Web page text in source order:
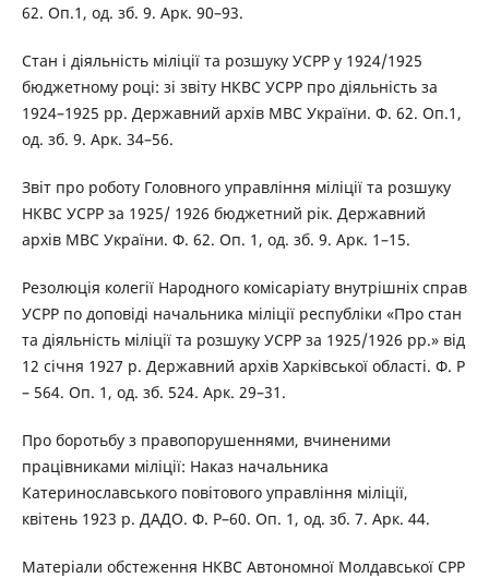
62. Оп.1, од. зб. 9. Арк. 90–93.
Стан і діяльність міліції та розшуку УСРР у 1924/1925
бюджетному році: зі звіту НКВС УСРР про діяльність за
1924–1925 рр. Державний архів МВС України. Ф. 62. Оп.1,
од. зб. 9. Арк. 34–56.
Звіт про роботу Головного управління міліції та розшуку
НКВС УСРР за 1925/ 1926 бюджетний рік. Державний
архів МВС України. Ф. 62. Оп. 1, од. зб. 9. Арк. 1–15.
Резолюція колегії Народного комісаріату внутрішніх справ
УСРР по доповіді начальника міліції республіки «Про стан
та діяльність міліції та розшуку УСРР за 1925/1926 рр.» від
12 січня 1927 р. Державний архів Харківської області. Ф. Р
– 564. Оп. 1, од. зб. 524. Арк. 29–31.
Про боротьбу з правопорушеннями, вчиненими
працівниками міліції: Наказ начальника
Катеринославського повітового управління міліції,
квітень 1923 р. ДАДО. Ф. Р–60. Оп. 1, од. зб. 7. Арк. 44.
Матеріали обстеження НКВС Автономної Молдавської СРР